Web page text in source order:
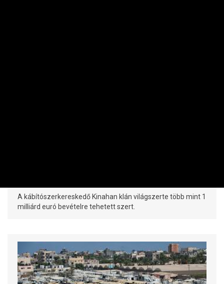
A kábítószerkereskedő Kinahan klán világszerte több mint 1
milliárd euró bevételre tehetett szert.